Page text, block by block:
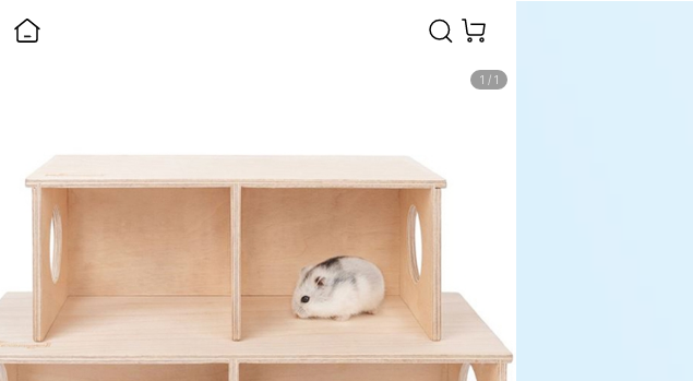
1 / 1